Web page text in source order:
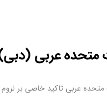
متحده عربی
متحده عربی تاکید خاصی بر